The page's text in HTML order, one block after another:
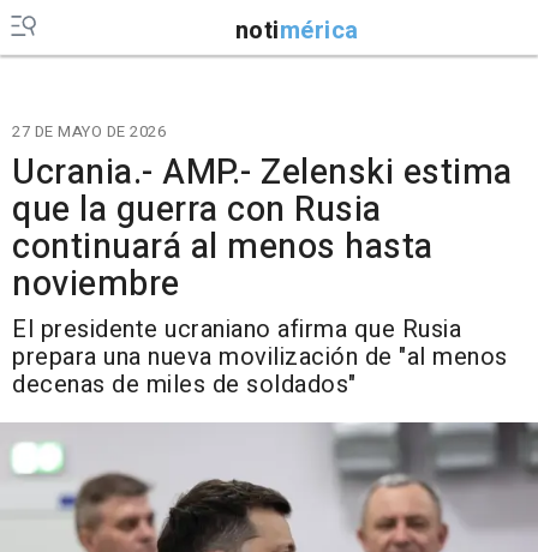
notimérica
27 DE MAYO DE 2026
Ucrania.- AMP.- Zelenski estima
que la guerra con Rusia
continuará al menos hasta
noviembre
El presidente ucraniano afirma que Rusia
prepara una nueva movilización de "al menos
decenas de miles de soldados"